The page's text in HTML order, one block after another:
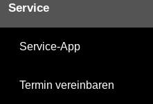
Service
Service-App
Termin vereinbaren